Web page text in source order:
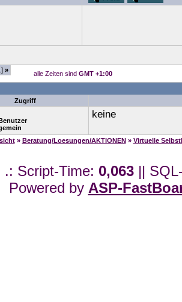
» alle Zeiten sind GMT +1:00
Zugriff
keine
» Beratung/Loesungen/AKTIONEN » Virtuelle
.: Script-Time: 0,063 ||
Powered by ASP-